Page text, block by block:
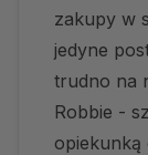
zakupy w
jedyne
trudno na
Robbie -
opiekunką